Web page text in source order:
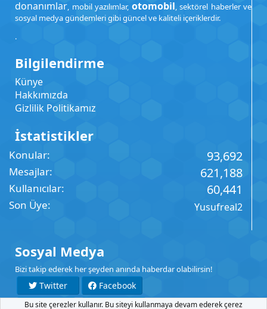
donanımlar, mobil yazılımlar, otomobil, sektörel haberler ve
sosyal medya gündemleri gibi güncel ve kaliteli içeriklerdir.
.
Bilgilendirme
Künye
Hakkımızda
Gizlilik Politikamız
İstatistikler
Konular 93,692
Mesajlar 621,188
Kullanıcılar 60,441
Son Üye Yusufreal2
Sosyal Medya
Bizi takip ederek her şeyden anında haberdar olabilirsin!
Twitter
Facebook
YouTube
Instagram
Bu site çerezler kullanır. Bu siteyi kullanmaya devam ederek çerez